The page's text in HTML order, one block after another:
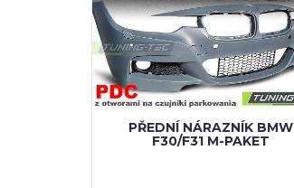
PŘEDNÍ NÁRAZNÍK BMW
F30/F31 M-PAKET